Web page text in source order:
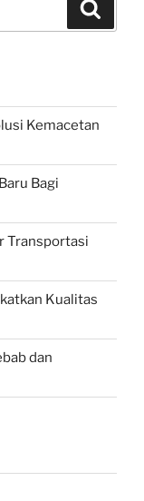
Kemacetan
Bagi
Transportasi
Kualitas
dan